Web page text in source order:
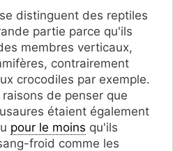
distinguent des reptiles
partie parce qu'ils
membres verticaux,
contrairement
crocodiles par exemple.
de penser que
étaient également
pour le moins qu'ils
froid comme les